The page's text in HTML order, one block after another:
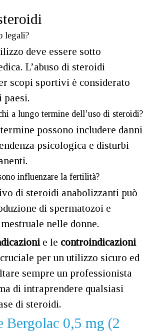
legali?
deve essere sotto
L’abuso di steroidi
scopi sportivi è considerato
a lungo termine dell’uso di steroidi?
possono includere danni
psicologica e disturbi
influenzare la fertilità?
di steroidi anabolizzanti può
di spermatozoi e
nelle donne.
e le controindicazioni
per un utilizzo sicuro ed
sempre un professionista
di intraprendere qualsiasi
di steroidi.
Bergolac 0,5 mg (2